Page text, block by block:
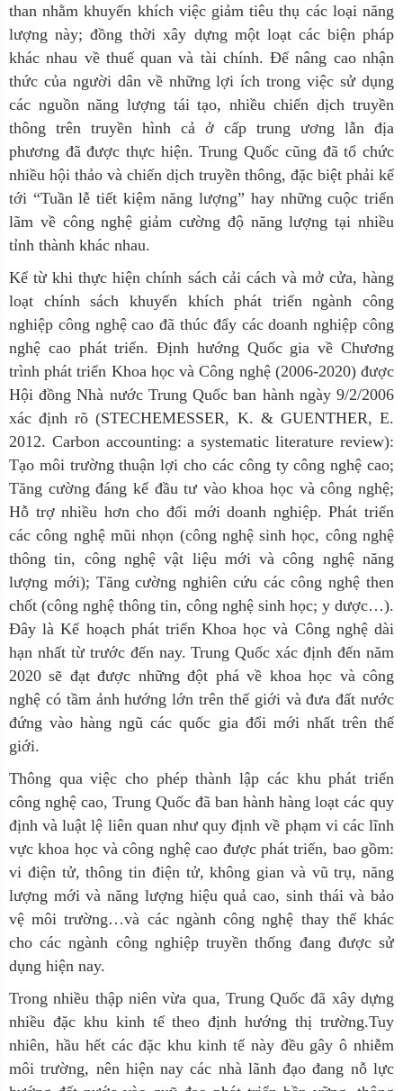
than nhằm khuyến khích việc giảm tiêu thụ các loại năng
lượng này; đồng thời xây dựng một loạt các biện pháp
khác nhau về thuế quan và tài chính. Để nâng cao nhận
thức của người dân về những lợi ích trong việc sử dụng
các nguồn năng lượng tái tạo, nhiều chiến dịch truyền
thông trên truyền hình cả ở cấp trung ương lẫn địa
phương đã được thực hiện. Trung Quốc cũng đã tổ chức
nhiều hội thảo và chiến dịch truyền thông, đặc biệt phải kể
tới “Tuần lễ tiết kiệm năng lượng” hay những cuộc triển
lãm về công nghệ giảm cường độ năng lượng tại nhiều
tỉnh thành khác nhau.
Kể từ khi thực hiện chính sách cải cách và mở cửa, hàng
loạt chính sách khuyến khích phát triển ngành công
nghiệp công nghệ cao đã thúc đẩy các doanh nghiệp công
nghệ cao phát triển. Định hướng Quốc gia về Chương
trình phát triển Khoa học và Công nghệ (2006-2020) được
Hội đồng Nhà nước Trung Quốc ban hành ngày 9/2/2006
xác định rõ (STECHEMESSER, K. & GUENTHER, E.
2012. Carbon accounting: a systematic literature review):
Tạo môi trường thuận lợi cho các công ty công nghệ cao;
Tăng cường đáng kể đầu tư vào khoa học và công nghệ;
Hỗ trợ nhiều hơn cho đổi mới doanh nghiệp. Phát triển
các công nghệ mũi nhọn (công nghệ sinh học, công nghệ
thông tin, công nghệ vật liệu mới và công nghệ năng
lượng mới); Tăng cường nghiên cứu các công nghệ then
chốt (công nghệ thông tin, công nghệ sinh học; y dược…).
Đây là Kế hoạch phát triển Khoa học và Công nghệ dài
hạn nhất từ trước đến nay. Trung Quốc xác định đến năm
2020 sẽ đạt được những đột phá về khoa học và công
nghệ có tầm ảnh hướng lớn trên thế giới và đưa đất nước
đứng vào hàng ngũ các quốc gia đổi mới nhất trên thế
giới.
Thông qua việc cho phép thành lập các khu phát triển
công nghệ cao, Trung Quốc đã ban hành hàng loạt các quy
định và luật lệ liên quan như quy định về phạm vi các lĩnh
vực khoa học và công nghệ cao được phát triển, bao gồm:
vi điện tử, thông tin điện tử, không gian và vũ trụ, năng
lượng mới và năng lượng hiệu quả cao, sinh thái và bảo
vệ môi trường…và các ngành công nghệ thay thế khác
cho các ngành công nghiệp truyền thống đang được sử
dụng hiện nay.
Trong nhiều thập niên vừa qua, Trung Quốc đã xây dựng
nhiều đặc khu kinh tế theo định hướng thị trường.Tuy
nhiên, hầu hết các đặc khu kinh tế này đều gây ô nhiễm
môi trường, nên hiện nay các nhà lãnh đạo đang nỗ lực